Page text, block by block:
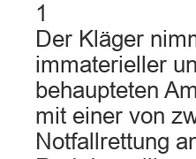
1
Der Kläger
immaterieller
behaupteten
mit einer von
Notfallrettung